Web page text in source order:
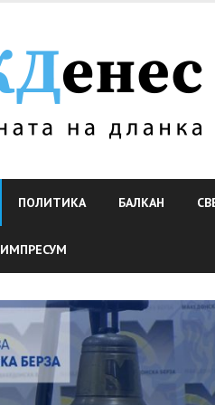
ПОЛИТИКА БАЛКАН
ИМПРЕСУМ